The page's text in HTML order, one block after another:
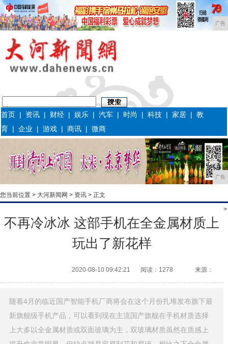
广告
首页 | 资讯 | 财经 |娱乐 |汽车 | 时尚 |科技 |家居 |教
育 |企业 |游戏 |商讯 |微商
广告
您当前位置 > 大河新闻网 > 资讯 > 正文
>
不再冷冰冰 这部手机在全金属材质上
玩出了新花样
2020-08-10 09:42:21 阅读：1278 来源：
随着4月的临近国产智能手机厂商将会在这个月份扎堆发布旗下最
新旗舰级手机产品，可以看到现在主流国产旗舰在手机材质选择
上大多以全金属材质或双面玻璃为主，双玻璃材质虽然在质感上